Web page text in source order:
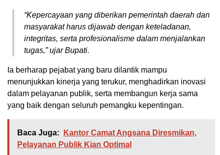
“Kepercayaan yang diberikan pemerintah daerah dan
masyarakat harus dijawab dengan keteladanan,
integritas, serta profesionalisme dalam menjalankan
tugas,” ujar Bupati.
Ia berharap pejabat yang baru dilantik mampu
menunjukkan kinerja yang terukur, menghadirkan inovasi
dalam pelayanan publik, serta membangun kerja sama
yang baik dengan seluruh pemangku kepentingan.
Baca Juga:
Kantor Camat Angsana Diresmikan,
Pelayanan Publik Kian Optimal